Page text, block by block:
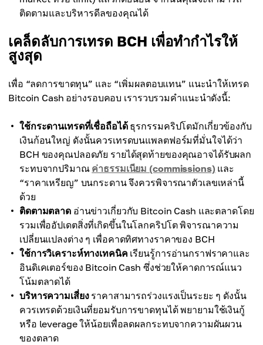
ติดตามและบริหารดีลของคุณได้
เคล็ดลับการเทรด BCH เพื่อทำกำไรให้
สูงสุด
เพื่อ “ลดการขาดทุน” และ “เพิ่มผลตอบแทน” แนะนำให้เทรด
Bitcoin Cash อย่างรอบคอบ เรารวบรวมคำแนะนำดังนี้:
ใช้กระดานเทรดที่เชื่อถือได้ธุรกรรมคริปโตมักเกี่ยวข้องกับ
เงินก้อนใหญ่ ดังนั้นควรเทรดบนแพลตฟอร์มที่มั่นใจได้ว่า
BCH ของคุณปลอดภัย รายได้สุดท้ายของคุณอาจได้รับผลก
ระทบจากปริมาณ ค่าธรรมเนียม (commissions) และ
“ราคาเหรียญ” บนกระดาน จึงควรพิจารณาตัวเลขเหล่านี้
ด้วย
ติดตามตลาดอ่านข่าวเกี่ยวกับ Bitcoin Cash และตลาดโดย
รวมเพื่ออัปเดตสิ่งที่เกิดขึ้นในโลกคริปโต พิจารณาความ
เปลี่ยนแปลงต่าง ๆ เพื่อคาดทิศทางราคาของ BCH
ใช้การวิเคราะห์ทางเทคนิค เรียนรู้การอ่านกราฟราคาและ
อินดิเคเตอร์ของ Bitcoin Cash ซึ่งช่วยให้คาดการณ์แนว
โน้มตลาดได้
บริหารความเสี่ยงราคาสามารถร่วงแรงเป็นระยะ ๆ ดังนั้น
ควรเทรดด้วยเงินที่ยอมรับการขาดทุนได้ พยายามใช้เงินกู้
หรือ leverage ให้น้อยเพื่อลดผลกระทบจากความผันผวน
ของตลาด